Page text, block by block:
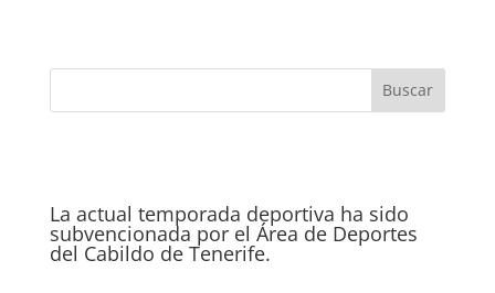
La actual temporada deportiva ha sido
subvencionada por el Área de Deportes
del Cabildo de Tenerife.